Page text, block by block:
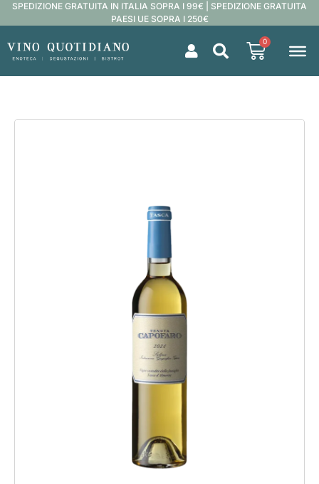
SPEDIZIONE GRATUITA IN ITALIA SOPRA I 99€ | SPEDIZIONE GRATUITA
PAESI UE SOPRA I 250€
0